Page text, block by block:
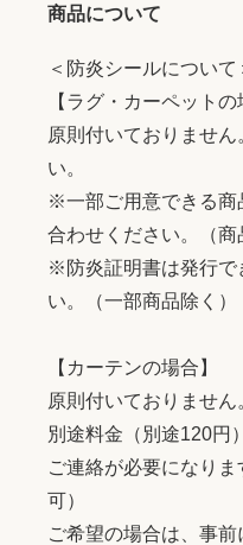
商品について
＜防炎シールについて
【ラグ・カーペットの
原則付いておりませ
い。
※一部ご用意できる商
合わせください。（商
※防炎証明書は発行で
い。（一部商品除く）
【カーテンの場合】
原則付いておりません
別途料金（別途120円
ご連絡が必要になり
可）
ご希望の場合は、事前